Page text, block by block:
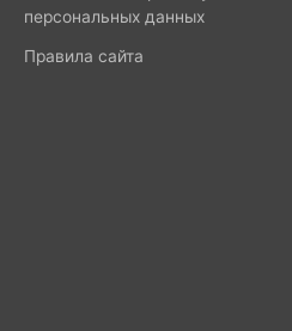
персональных данных
Правила сайта